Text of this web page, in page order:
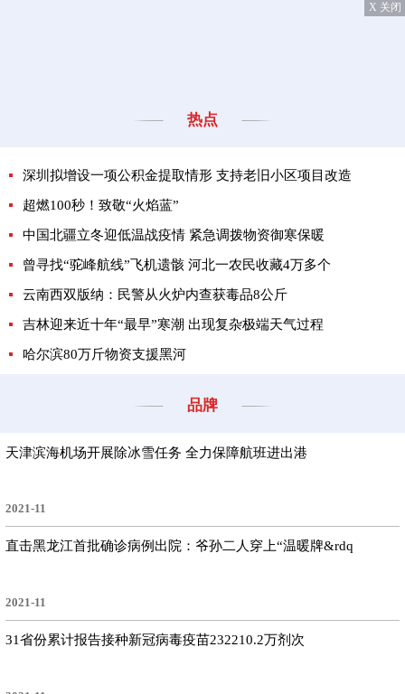
X 关闭
热点
深圳拟增设一项公积金提取情形 支持老旧小区项目改造
超燃100秒！致敬“火焰蓝”
中国北疆立冬迎低温战疫情 紧急调拨物资御寒保暖
曾寻找“驼峰航线”飞机遗骸 河北一农民收藏4万多个
云南西双版纳：民警从火炉内查获毒品8公斤
吉林迎来近十年“最早”寒潮 出现复杂极端天气过程
哈尔滨80万斤物资支援黑河
品牌
天津滨海机场开展除冰雪任务 全力保障航班进出港
2021-11
直击黑龙江首批确诊病例出院：爷孙二人穿上“温暖牌&rdq
2021-11
31省份累计报告接种新冠病毒疫苗232210.2万剂次